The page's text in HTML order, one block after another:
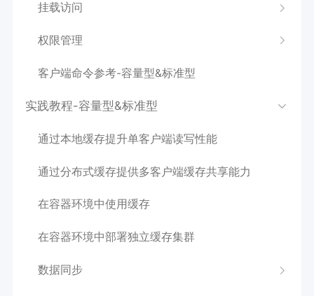
挂载访问
权限管理
客户端命令参考-容量型&标准型
实践教程-容量型&标准型
通过本地缓存提升单客户端读写性能
通过分布式缓存提供多客户端缓存共享能力
在容器环境中使用缓存
在容器环境中部署独立缓存集群
数据同步